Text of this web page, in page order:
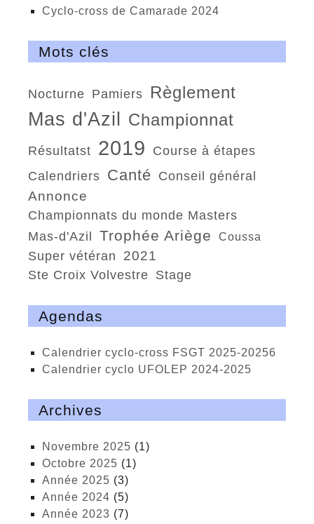
Cyclo-cross de Camarade 2024
Mots clés
nocturne Pamiers règlement
Mas d'Azil championnat
résultatst 2019
course à étapes
calendriers
Canté conseil général
Annonce
championnats du monde Masters
Mas-d'Azil
trophée Ariège Coussa
super vétéran 2021
Ste Croix Volvestre Stage
Agendas
calendrier cyclo-cross FSGT 2025-20256
calendrier cyclo UFOLEP 2024-2025
Archives
novembre 2025 (1)
octobre 2025 (1)
année 2025 (3)
année 2024 (5)
année 2023 (7)